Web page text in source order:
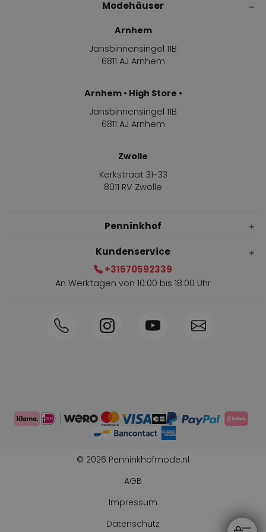
Modehäuser
Arnhem
Jansbinnensingel 11B
6811 AJ Arnhem
Arnhem • High Store •
Jansbinnensingel 11B
6811 AJ Arnhem
Zwolle
Kerkstraat 31-33
8011 RV Zwolle
Penninkhof
Telefonische Bestellung möglich
Persönliche Beratung: 0031-570592339
Kundenservice
+31570592339
An Werktagen von 10:00 bis 18:00 Uhr
© 2026 Penninkhofmode.nl
AGB
Impressum
Datenschutz